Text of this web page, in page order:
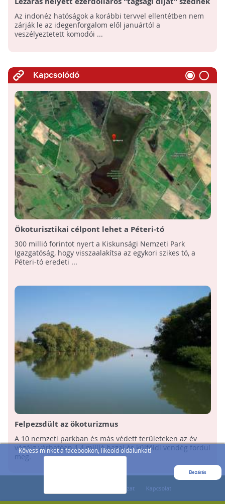
Kövess minket a facebookon, likeold oldalunkat!
Bezárás
a turistáktól a Komodo-szigeten
Az indonéz hatóságok a korábbi tervvel ellentétben nem
zárják le az idegenforgalom elől januártól a
veszélyeztetett komodói ...
Kapcsolódó
Ökoturisztikai célpont lehet a Péteri-tó
300 millió forintot nyert a Kiskunsági Nemzeti Park
Igazgatóság, hogy visszaalakítsa az egykori szikes tó, a
Péteri-tó eredeti ...
Felpezsdült az ökoturizmus
A 10 nemzeti parkban és más védett területeken az év
végéig várhatóan 1,4 millió hazai és külföldi vendég fordul
meg.